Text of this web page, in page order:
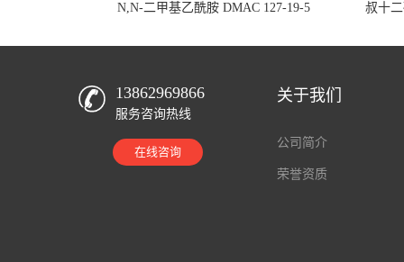
N,N-二甲基乙酰胺 DMAC 127-19-5 叔十
13862969866
服务咨询热线
在线咨询
关于我们
公司简介
荣誉资质